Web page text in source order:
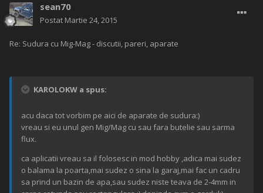
sean70
Postat Martie 24, 2015
Re: Sudura cu Mig-Mag - discutii, pareri, aparate
KAROLOKW a spus:
acu daca tot vorbim pe aici de aparate de sudura:)
vreau si eu unul gen Mig/Mag cu sau fara butelie sau sarma
flux.
ca aplicatii vreau sa il folosesc in mod hobby ,adica mai sudez
o balama la poarta,mai sudez o sina la garaj,mai fac un cadru
sa prind un bazin de apa,sau sudez niste teava de 2-4mm in